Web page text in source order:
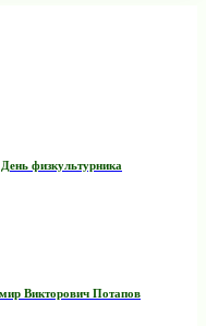
физкультурника
Викторович Потапов